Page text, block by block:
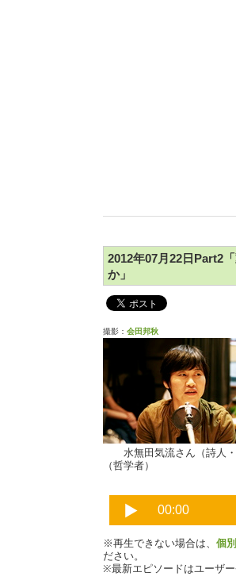
2012年07月22日Part2
か」
撮影： 会田邦秋
水無田気流さん（
（哲学者）
※再生できない場合は、 個
ださい。
※最新エピソードはユーザ